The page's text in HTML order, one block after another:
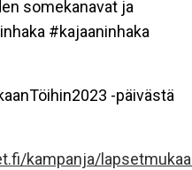
somekanavat ja
#kajaaninhaka
-päivästä
kampanja/